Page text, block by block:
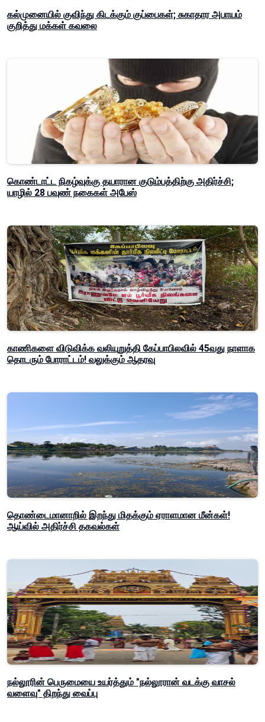
கல்முனையில் குவிந்து கிடக்கும் குப்பைகள்; சுகாதார அபாயம்
குறித்து மக்கள் கவலை
கொண்டாட்ட நிகழ்வுக்கு தயாரான குடும்பத்திற்கு அதிர்ச்சி;
யாழில் 28 பவுண் நகைகள் அபேஸ்
காணிகளை விடுவிக்க வலியுறுத்தி கேப்பாபிலவில் 45வது நாளாக
தொடரும் போராட்டம்! வலுக்கும் ஆதரவு
தொண்டைமானாறில் இறந்து மிதக்கும் ஏராளமான மீன்கள்!
ஆய்வில் அதிர்ச்சி தகவல்கள்
நல்லூரின் பெருமையை உயர்த்தும் "நல்லூரான் வடக்கு வாசல்
வளைவு" திறந்து வைப்பு